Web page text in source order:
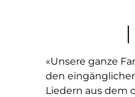
«Unsere ganze
den
Liedern aus dem